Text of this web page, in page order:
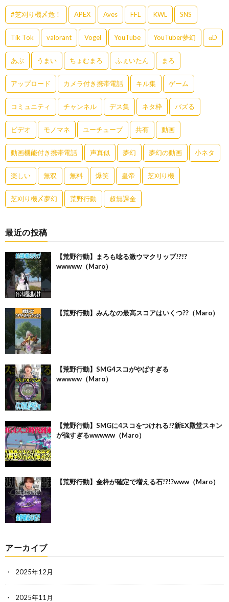
#芝刈り機〆危！ APEX Aves FFL KWL SNS
Tik Tok valorant Vogel YouTube YouTuber夢幻 αD
あぶ うまい ちょむまろ ふぇいたん まろ
アップロード カメラ付き携帯電話 キル集 ゲーム
コミュニティ チャンネル デス集 ネタ枠 バズる
ビデオ モノマネ ユーチューブ 共有 動画
動画機能付き携帯電話 声真似 夢幻 夢幻の動画 小ネタ
楽しい 無双 無料 爆笑 皇帝 芝刈り機
芝刈り機〆夢幻 荒野行動 超無課金
最近の投稿
【荒野行動】まろも唸る激ウマクリップ!?!?
wwwww（Maro）
【荒野行動】みんなの最高スコアはいくつ??（Maro）
【荒野行動】SMG4スコがやばすぎる
wwwww（Maro）
【荒野行動】SMGに4スコをつけれる!?新EX殿堂スキン
が強すぎるwwwww（Maro）
【荒野行動】金枠が確定で増える石!?!?www（Maro）
アーカイブ
2025年12月
2025年11月